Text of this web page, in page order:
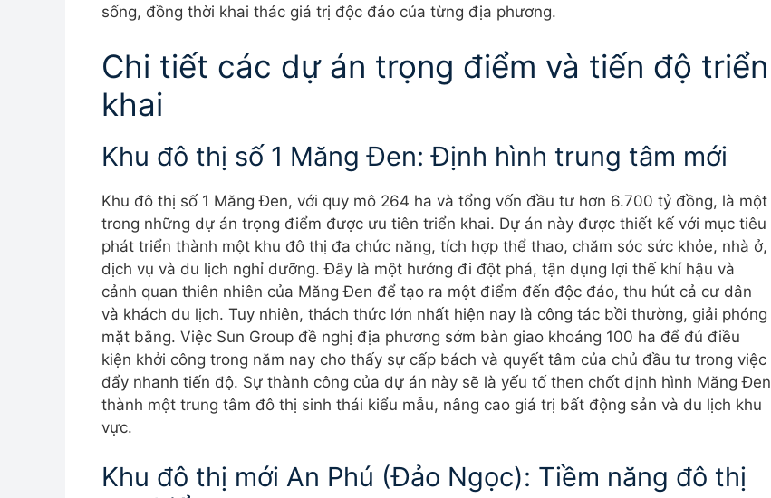
sống, đồng thời khai thác giá trị độc đáo của từng địa phương.
Chi tiết các dự án trọng điểm và tiến độ triển
khai
Khu đô thị số 1 Măng Đen: Định hình trung tâm mới
Khu đô thị số 1 Măng Đen, với quy mô 264 ha và tổng vốn đầu tư hơn 6.700 tỷ đồng, là một
trong những dự án trọng điểm được ưu tiên triển khai. Dự án này được thiết kế với mục tiêu
phát triển thành một khu đô thị đa chức năng, tích hợp thể thao, chăm sóc sức khỏe, nhà ở,
dịch vụ và du lịch nghỉ dưỡng. Đây là một hướng đi đột phá, tận dụng lợi thế khí hậu và
cảnh quan thiên nhiên của Măng Đen để tạo ra một điểm đến độc đáo, thu hút cả cư dân
và khách du lịch. Tuy nhiên, thách thức lớn nhất hiện nay là công tác bồi thường, giải phóng
mặt bằng. Việc Sun Group đề nghị địa phương sớm bàn giao khoảng 100 ha để đủ điều
kiện khởi công trong năm nay cho thấy sự cấp bách và quyết tâm của chủ đầu tư trong việc
đẩy nhanh tiến độ. Sự thành công của dự án này sẽ là yếu tố then chốt định hình Măng Đen
thành một trung tâm đô thị sinh thái kiểu mẫu, nâng cao giá trị bất động sản và du lịch khu
vực.
Khu đô thị mới An Phú (Đảo Ngọc): Tiềm năng đô thị